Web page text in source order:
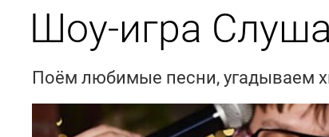
Шоу-игра
Поём любимые песни, угадываем